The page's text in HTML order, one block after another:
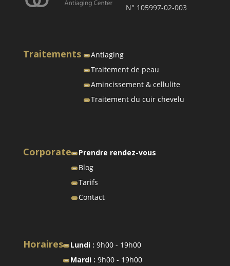
N° 105997-02-003
Traitements
Antiaging
Traitement de peau
Amincissement & cellulite
Traitement du cuir chevelu
Corporate
Prendre rendez-vous
Blog
Tarifs
Contact
Horaires Lundi : 9h00 - 19h00
Mardi : 9h00 - 19h00